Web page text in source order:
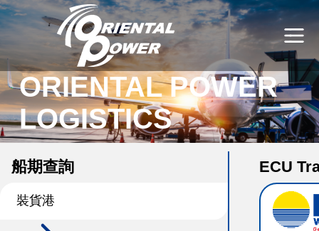
ORIENTAL POWER
LOGISTICS
曜捷運通股份有限公司
船期查詢
裝貨港
ECU